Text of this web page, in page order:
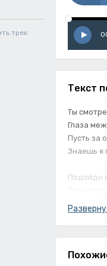
трек
Текст
Ты
Глаза
Пусть за
Знаешь я
Подойди
Ты
Знаешь я